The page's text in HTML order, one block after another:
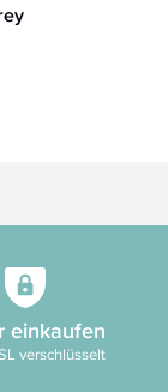
einkaufen
verschlüsselt